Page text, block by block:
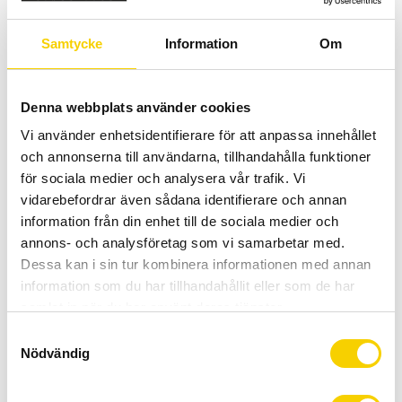
Samtycke Information Om
Denna webbplats använder cookies
Vi använder enhetsidentifierare för att anpassa innehållet
och annonserna till användarna, tillhandahålla funktioner
för sociala medier och analysera vår trafik. Vi
vidarebefordrar även sådana identifierare och annan
information från din enhet till de sociala medier och
annons- och analysföretag som vi samarbetar med.
Dessa kan i sin tur kombinera informationen med annan
information som du har tillhandahållit eller som de har
Nödvändig
Bakväxel Sram GX Type 2.1
Longcage 1x11
Bakväxel Sram GX Type 2.1
Longcage 1x11
1 399:-
Bakväxel Sram NX Eagle 12d
Bakväxel Sram NX Eagle 12d
1 299:-